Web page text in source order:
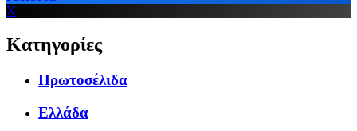
X
Κατηγορίες
Πρωτοσέλιδα
Ελλάδα